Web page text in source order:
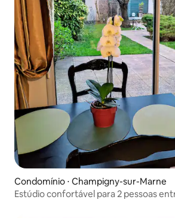
Condomínio ⋅ Champigny-sur-Marne
Estúdio confortável para 2 pessoas